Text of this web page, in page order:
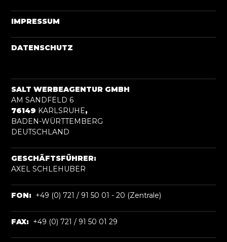
IMPRESSUM
DATENSCHUTZ
SALT WERBEAGENTUR GMBH
AM SANDFELD 6
76149 KARLSRUHE,
BADEN-WÜRTTEMBERG
DEUTSCHLAND
GESCHÄFTSFÜHRER:
AXEL SCHLEHUBER
FON: +49 (0) 721 / 91 50 01 - 20 (Zentrale)
FAX: +49 (0) 721 / 91 50 01 29